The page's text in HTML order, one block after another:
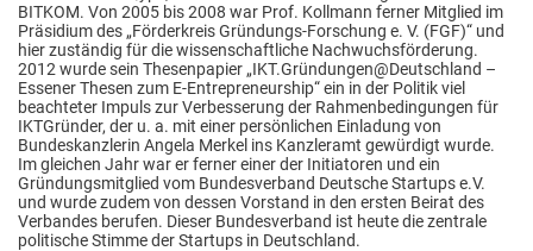
BITKOM. Von 2005 bis 2008 war Prof. Kollmann ferner Mitglied im
Präsidium des „Förderkreis Gründungs-Forschung e. V. (FGF)“ und
hier zuständig für die wissenschaftliche Nachwuchsförderung.
2012 wurde sein Thesenpapier „IKT.Gründungen@Deutschland –
Essener Thesen zum E-Entrepreneurship“ ein in der Politik viel
beachteter Impuls zur Verbesserung der Rahmenbedingungen für
IKTGründer, der u. a. mit einer persönlichen Einladung von
Bundeskanzlerin Angela Merkel ins Kanzleramt gewürdigt wurde.
Im gleichen Jahr war er ferner einer der Initiatoren und ein
Gründungsmitglied vom Bundesverband Deutsche Startups e.V.
und wurde zudem von dessen Vorstand in den ersten Beirat des
Verbandes berufen. Dieser Bundesverband ist heute die zentrale
politische Stimme der Startups in Deutschland.